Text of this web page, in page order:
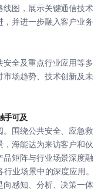
线图，展示关键通信技术
并进一步融入客户业务
安全及重点行业应用等多
场趋势、技术创新及未
手可及
围绕公共安全、应急救
海能达为来访客户和伙
矩阵与行业场景深度融
业场景中的深度应用。
向感知、分析、决策一体